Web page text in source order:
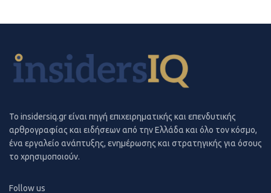
δεν σταματά εκεί.
“Θα χαρούμε να ακούσουμε για
περιπτώσεις συνεργασίας και ανάπτυξης, μιας και στο
ολικές) πέραν του βασικού αντικειμένου μας που είναι η
διεθνής ανάπτυξη εταιριών,”αναφέρει ο κ. Κοντός.
Επί του παρόντος, πραγματοποιείται η διαδικασία
την εταιρία Glendale Securities (CA) και πολύ σύντομα η
To insidersiq.gr είναι πηγή επιχειρηματικής και επενδυτικής
αρθρογραφίας και ειδήσεων από την Ελλάδα και όλο τον κόσμο,
ένα εργαλείο ανάπτυξης, ενημέρωσης και στρατηγικής για όσους
το χρησιμοποιούν.
Follow us